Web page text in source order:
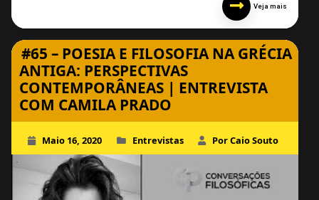
Veja mais
#65 – POESIA E FILOSOFIA NA GRÉCIA
ANTIGA: PERSPECTIVAS
CONTEMPORÂNEAS | ENTREVISTA
COM CAMILA PRADO
Maio 16, 2020 Entrevistas Por Caio Souto